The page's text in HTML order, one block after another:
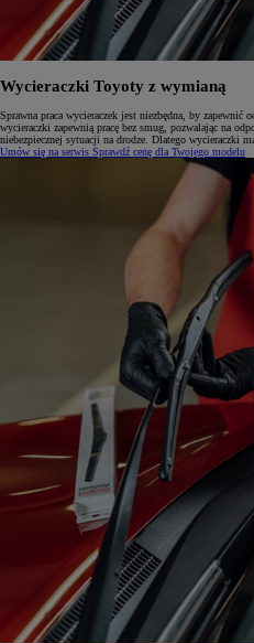
Wycieraczki Toyoty z wymianą
Sprawna praca wycieraczek jest niezbędna, by
wycieraczki zapewnią pracę bez smug, pozwalając na
niebezpiecznej sytuacji na drodze. Dlatego wycieraczki
Umów się na serwis Sprawdź cenę dla Twojego modelu